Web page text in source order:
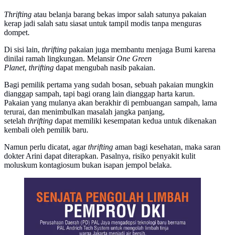
Thrifting atau belanja barang bekas impor salah satunya pakaian
kerap jadi salah satu siasat untuk tampil modis tanpa menguras
dompet.
Di sisi lain, thrifting pakaian juga membantu menjaga Bumi karena
dinilai ramah lingkungan. MelansirOne Green
Planet, thrifting dapat mengubah nasib pakaian.
Bagi pemilik pertama yang sudah bosan, sebuah pakaian mungkin
dianggap sampah, tapi bagi orang lain dianggap harta karun.
Pakaian yang mulanya akan berakhir di pembuangan sampah, lama
terurai, dan menimbulkan masalah jangka panjang,
setelah thrifting dapat memiliki kesempatan kedua untuk dikenakan
kembali oleh pemilik baru.
Namun perlu dicatat, agarthrifting aman bagi kesehatan, maka saran
dokter Arini dapat diterapkan. Pasalnya, risiko penyakit kulit
moluskum kontagiosum bukan isapan jempol belaka.
(Liputan6.com/Triyasni)